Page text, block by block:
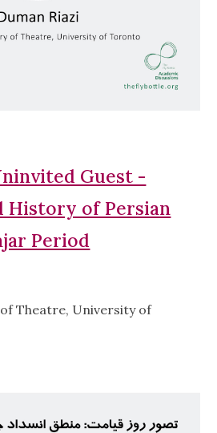
Guest -
History of Persian
Period
Theatre, University of